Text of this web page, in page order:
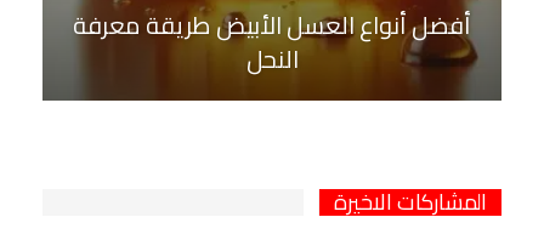
أفضل أنواع العسل الأبيض طريقة معرفة
النحل
المشاركات الاخيرة